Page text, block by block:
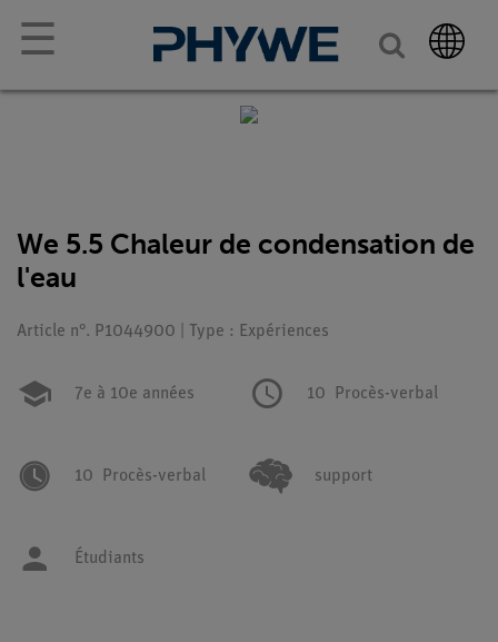
☰
We 5.5 Chaleur de condensation de
l'eau
Article n°. P1044900 | Type : Expériences
7e à 10e années 10 Procès-verbal
10 Procès-verbal support
Étudiants